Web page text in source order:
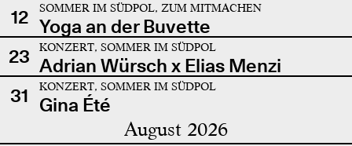
12 SOMMER IM SÜDPOL, ZUM MITMACHEN
Yoga an der Buvette
23
KONZERT, SOMMER IM SÜDPOL
Adrian Würsch x Elias Menzi
31
KONZERT, SOMMER IM SÜDPOL
Gina Été
August 2026